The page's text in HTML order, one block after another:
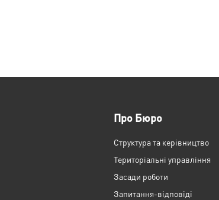
Про Бюро
Структура та керівництво
Територіальні управління
Засади роботи
Запитання-відповіді